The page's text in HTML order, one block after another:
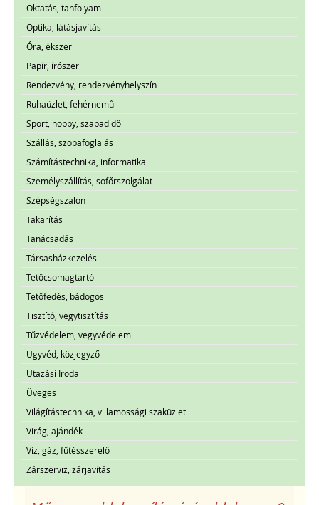
Oktatás, tanfolyam
Optika, látásjavítás
Óra, ékszer
Papír, írószer
Rendezvény, rendezvényhelyszín
Ruhaüzlet, fehérnemű
Sport, hobby, szabadidő
Szállás, szobafoglalás
Számítástechnika, informatika
Személyszállítás, sofőrszolgálat
Szépségszalon
Takarítás
Tanácsadás
Társasházkezelés
Tetőcsomagtartó
Tetőfedés, bádogos
Tisztító, vegytisztítás
Tűzvédelem, vegyvédelem
Ügyvéd, közjegyző
Utazási Iroda
Üveges
Világítástechnika, villamossági szaküzlet
Virág, ajándék
Víz, gáz, fűtésszerelő
Zárszerviz, zárjavítás